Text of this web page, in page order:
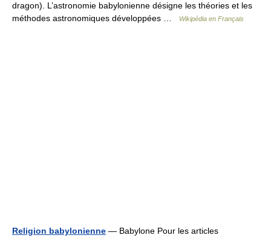
dragon). L’astronomie babylonienne désigne les théories et les
méthodes astronomiques développées …
Wikipédia en Français
Religion babylonienne — Babylone Pour les articles